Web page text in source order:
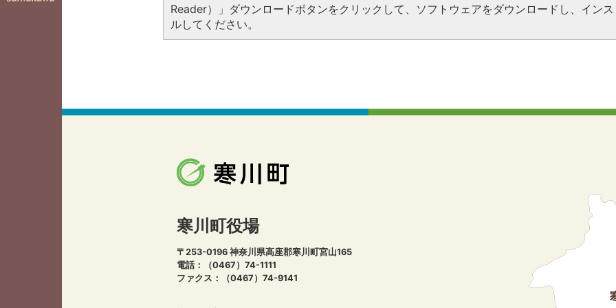
Reader）」ダウンロードボタンをクリックして、ソフトウェアをダウンロードし、イン
ルしてください。
寒川町役場
〒253-0196 神奈川県高座郡寒川町宮山165
電話：（0467）74-1111
ファクス：（0467）74-9141